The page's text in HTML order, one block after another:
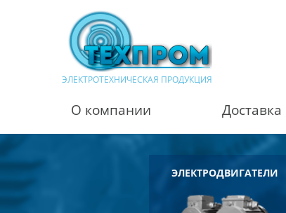
ЭЛЕКТРОТЕХНИЧЕСКАЯ ПРОДУКЦИЯ
О компании Доставка
ЭЛЕКТРОДВИГАТЕЛИ